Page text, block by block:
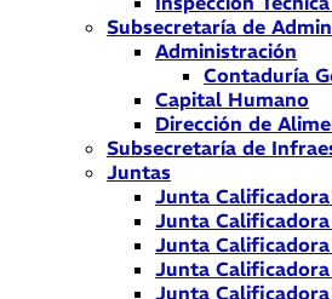
Subsecretaría de
Administración
Contaduría
Capital Humano
Dirección de
Subsecretaría de
Juntas
Junta
Junta
Junta
Junta
Junta